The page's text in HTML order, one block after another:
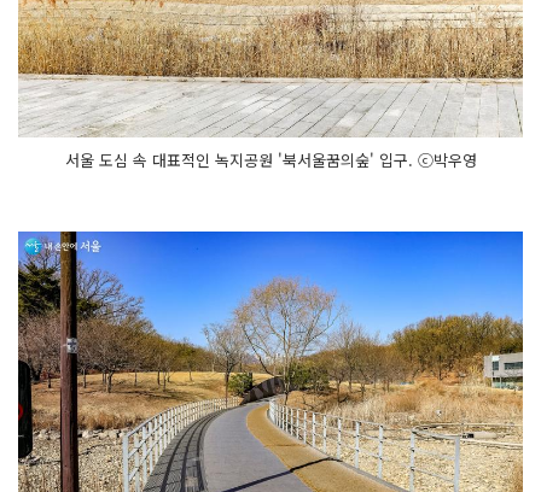
서울 도심 속 대표적인 녹지공원 '북서울꿈의숲' 입구. ⓒ박우영